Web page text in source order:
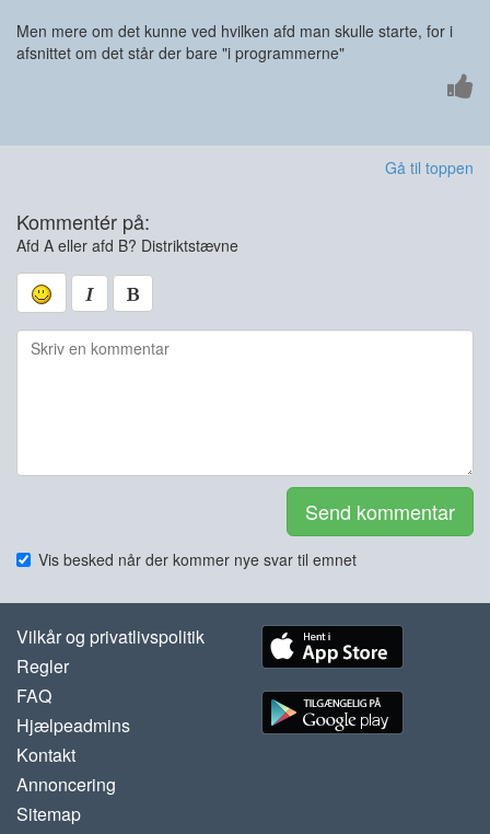
Men mere om det kunne ved hvilken afd man skulle starte, for i
afsnittet om det står der bare "i programmerne"
Gå til toppen
Kommentér på:
Afd A eller afd B? Distriktstævne
Send kommentar
Vis besked når der kommer nye svar til emnet
Vilkår og privatlivspolitik
Regler
FAQ
Hjælpeadmins
Kontakt
Annoncering
Sitemap